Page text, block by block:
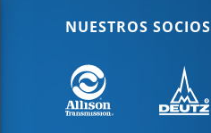
NUESTROS SOCIOS